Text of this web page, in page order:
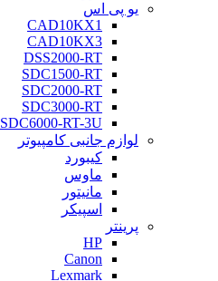
یو پی اس
CAD10KX1
CAD10KX3
DSS2000-RT
SDC1500-RT
SDC2000-RT
SDC3000-RT
SDC6000-RT-3U
لوازم جانبی کامپیوتر
کیبورد
ماوس
مانیتور
اسپیکر
پرینتر
HP
Canon
Lexmark